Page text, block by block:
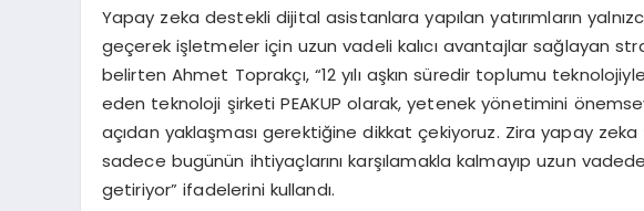
Yapay zeka destekli dijital asistanlara yapılan yatırımların
geçerek işletmeler için uzun vadeli kalıcı avantajlar sağlayan
belirten Ahmet Toprakçı, “12 yılı aşkın süredir toplumu
eden teknoloji şirketi PEAKUP olarak, yetenek yönetimini
açıdan yaklaşması gerektiğine dikkat çekiyoruz. Zira yapay
sadece bugünün ihtiyaçlarını karşılamakla kalmayıp uzun
getiriyor” ifadelerini kullandı.